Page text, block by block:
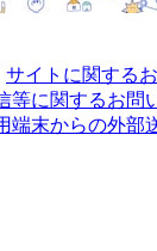
サイトに関する
等に関するお問
端末からの外部